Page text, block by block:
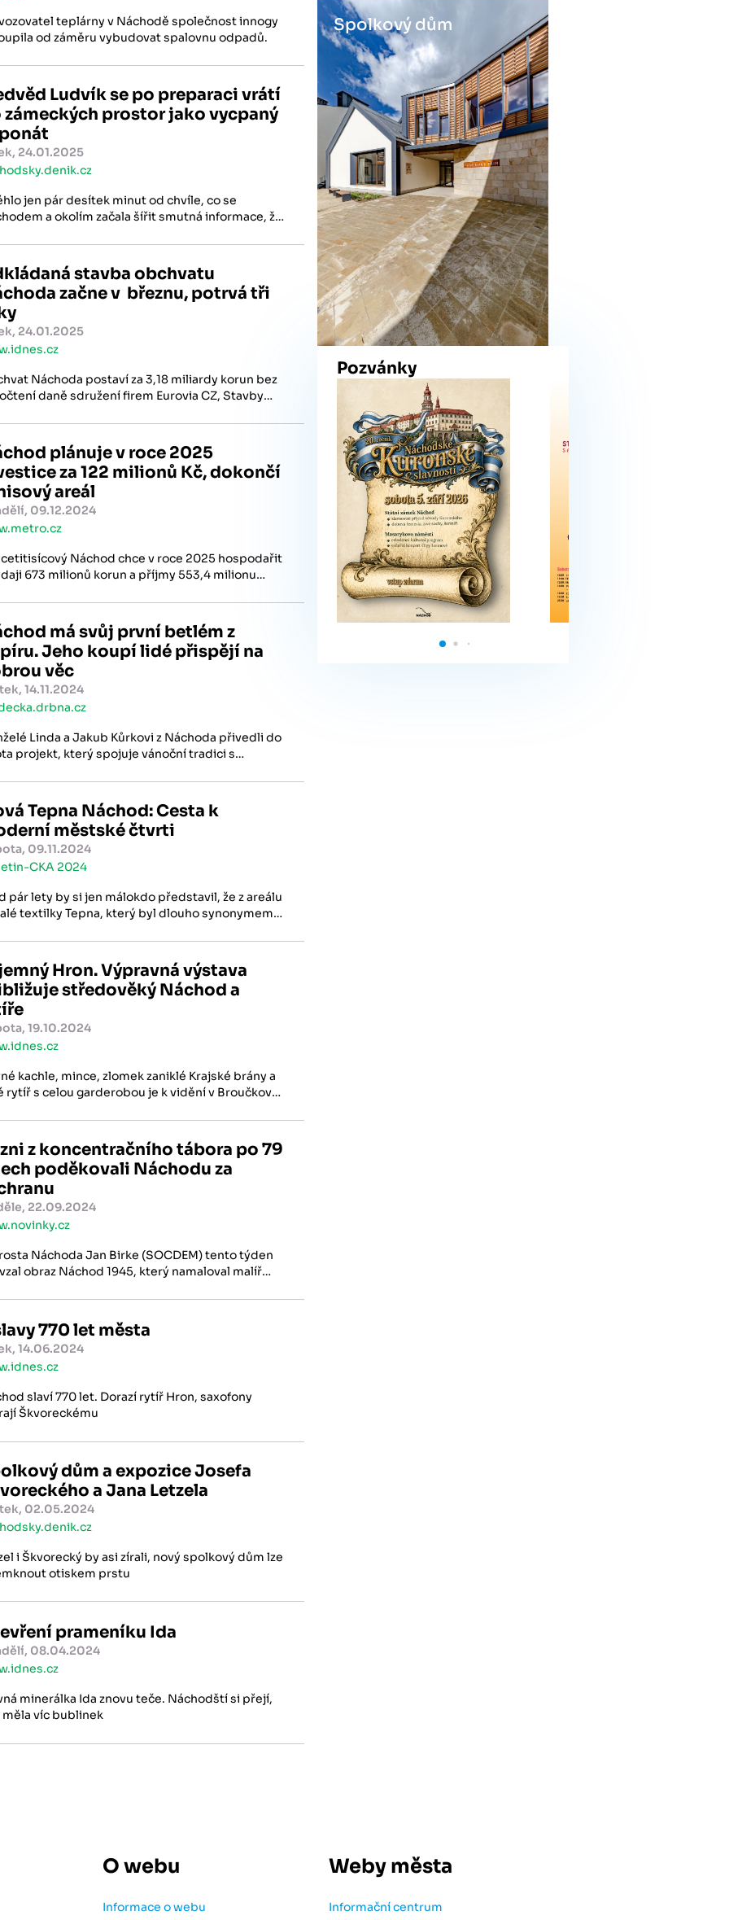
teplárny v Náchodě společnost innogy
od záměru vybudovat spalovnu odpadů.
Ludvík se po preparaci vrátí
zámeckých prostor jako vycpaný
24.01.2025
jen pár desítek minut od chvíle, co se
a okolím začala šířit smutná informace, že
lékaře na věčnost poslán medvěd
a nad zámeckým medvědáriem se objevily
květiny a zapálené svíčky.
stavba obchvatu
začne v březnu, potrvá tři
24.01.2025
Náchoda postaví za 3,18 miliardy korun bez
daně sdružení firem Eurovia CZ, Stavby
Ředitelství silnic a dálnic (ŘSD).
plánuje v roce 2025
za 122 milionů Kč, dokončí
areál
09.12.2024
Náchod chce v roce 2025 hospodařit
673 milionů korun a příjmy 553,4 milionu
má svůj první betlém z
Jeho koupí lidé přispějí na
věc
14.11.2024
Linda a Jakub Kůrkovi z Náchoda přivedli do
projekt, který spojuje vánoční tradici s
Tepna Náchod: Cesta k
moderní městské čtvrti
09.11.2024
CKA 2024
pár lety by si jen málokdo představil, že z areálu
textilky Tepna, který byl dlouho synonymem
vyrůst nová moderní čtvrť Náchoda.
Hron. Výpravná výstava
středověký Náchod a
19.10.2024
kachle, mince, zlomek zaniklé Krajské brány a
rytíř s celou garderobou je k vidění v Broučkově
z koncentračního tábora po 79
poděkovali Náchodu za
22.09.2024
Náchoda Jan Birke (SOCDEM) tento týden
obraz Náchod 1945, který namaloval malíř
Náchoda za jejich hrdinskou pomoc
nacismu na konci druhé světové války.
770 let města
14.06.2024
slaví 770 let. Dorazí rytíř Hron, saxofony
Škvoreckému
dům a expozice Josefa
a Jana Letzela
02.05.2024
i Škvorecký by asi zírali, nový spolkový dům lze
otiskem prstu
prameníku Ida
08.04.2024
minerálka Ida znovu teče. Náchodští si přejí,
měla víc bublinek
Spolkový dům
Pozvánky
O webu
Informace o webu
Weby města
Informační centrum